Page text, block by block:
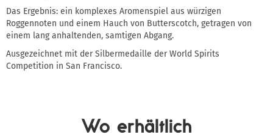
Das Ergebnis: ein komplexes Aromenspiel aus würzigen
Roggennoten und einem Hauch von Butterscotch, getragen von
einem lang anhaltenden, samtigen Abgang.
Ausgezeichnet mit der Silbermedaille der World Spirits
Competition in San Francisco.
Wo erhältlich